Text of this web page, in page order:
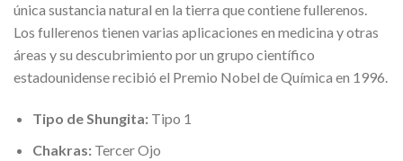
única sustancia natural en la tierra que contiene fullerenos.
Los fullerenos tienen varias aplicaciones en medicina y otras
áreas y su descubrimiento por un grupo científico
estadounidense recibió el Premio Nobel de Química en 1996.
Tipo de Shungita: Tipo 1
Chakras: Tercer Ojo